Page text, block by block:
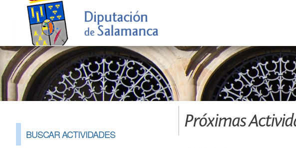
BUSCAR ACTIVIDADES
Próximas